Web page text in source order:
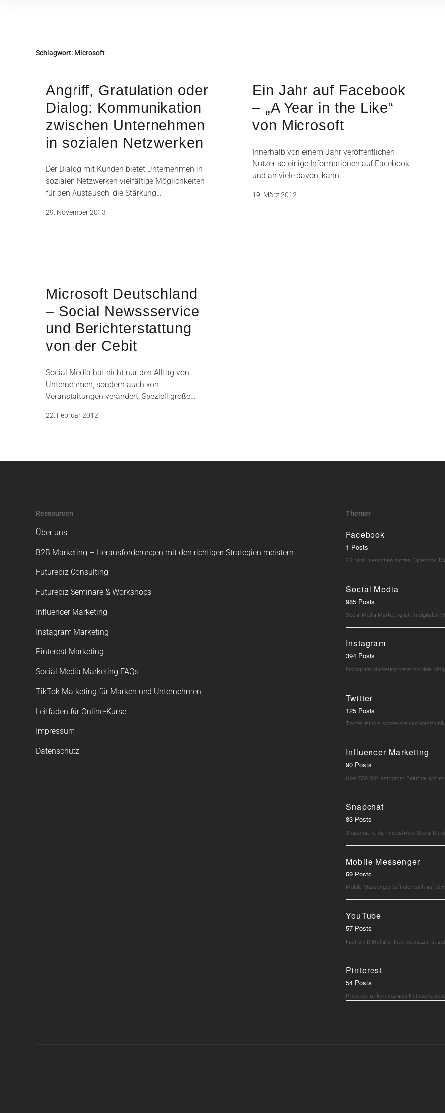
Schlagwort: Microsoft
Angriff, Gratulation oder
Dialog: Kommunikation
zwischen Unternehmen
in sozialen Netzwerken
Der Dialog mit Kunden bietet Unternehmen in
sozialen Netzwerken vielfältige Möglichkeiten
für den Austausch, die Stärkung…
29. November 2013
Ein Jahr auf Facebook
– „A Year in the Like“
von Microsoft
Innerhalb von einem Jahr veröffentlichen
Nutzer so einige Informationen auf Facebook
und an viele davon, kann…
19. März 2012
Microsoft Deutschland
– Social Newssservice
und Berichterstattung
von der Cebit
Social Media hat nicht nur den Alltag von
Unternehmen, sondern auch von
Veranstaltungen verändert, Speziell große…
22. Februar 2012
Ressourcen
Über uns
B2B Marketing – Herausforderungen mit den richtigen Strategien meistern
Futurebiz Consulting
Futurebiz Seminare & Workshops
Influencer Marketing
Instagram Marketing
Pinterest Marketing
Social Media Marketing FAQs
TikTok Marketing für Marken und Unternehmen
Leitfaden für Online-Kurse
Impressum
Datenschutz
Themen
Facebook
1 Posts
2,2 Mrd. Menschen nutzen Facebook.
Social Media
985 Posts
Social Media Marketing ist im digitalen
Instagram
394 Posts
Instagram Marketing bietet so viele
Twitter
125 Posts
Twitter ist das schnellste und
Influencer Marketing
90 Posts
Über 500.000 Instagram Beiträge gibt
Snapchat
83 Posts
Snapchat ist die innovativste Social
Mobile Messenger
59 Posts
Mobile Messenger befinden sich auf
YouTube
57 Posts
Fast ein Drittel aller Internetnutzer ist
Pinterest
54 Posts
Pinterest ist kein soziales Netzwerk,